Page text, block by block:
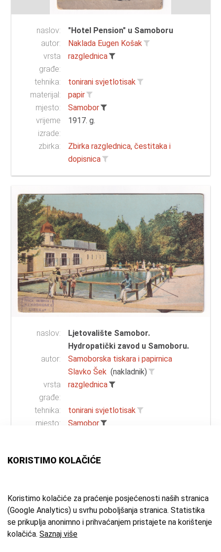
naslov:
"Hotel Pension" u Samoboru
autor:
Naklada Eugen Košak
vrsta
građe:
razglednica
tehnika:
tonirani svjetlotisak
materijal:
papir
mjesto:
Samobor
vrijeme
izrade:
1917. g.
zbirka:
Zbirka razglednica, čestitaka i
dopisnica
naslov:
Ljetovalište Samobor.
Hydropatički zavod u Samoboru.
autor:
Samoborska tiskara i papirnica
Slavko Šek (nakladnik)
vrsta
građe:
razglednica
tehnika:
tonirani svjetlotisak
mjesto:
Samobor
zbirka:
Zbirka razglednica, čestitaka i
1 - 12 od 17
KORISTIMO KOLAČIĆE
Koristimo kolačiće za praćenje posjećenosti naših stranica
(Google Analytics) u svrhu poboljšanja stranica. Statistika
se prikuplja anonimno i prihvaćanjem pristajete na korištenje
kolačića. Saznaj više